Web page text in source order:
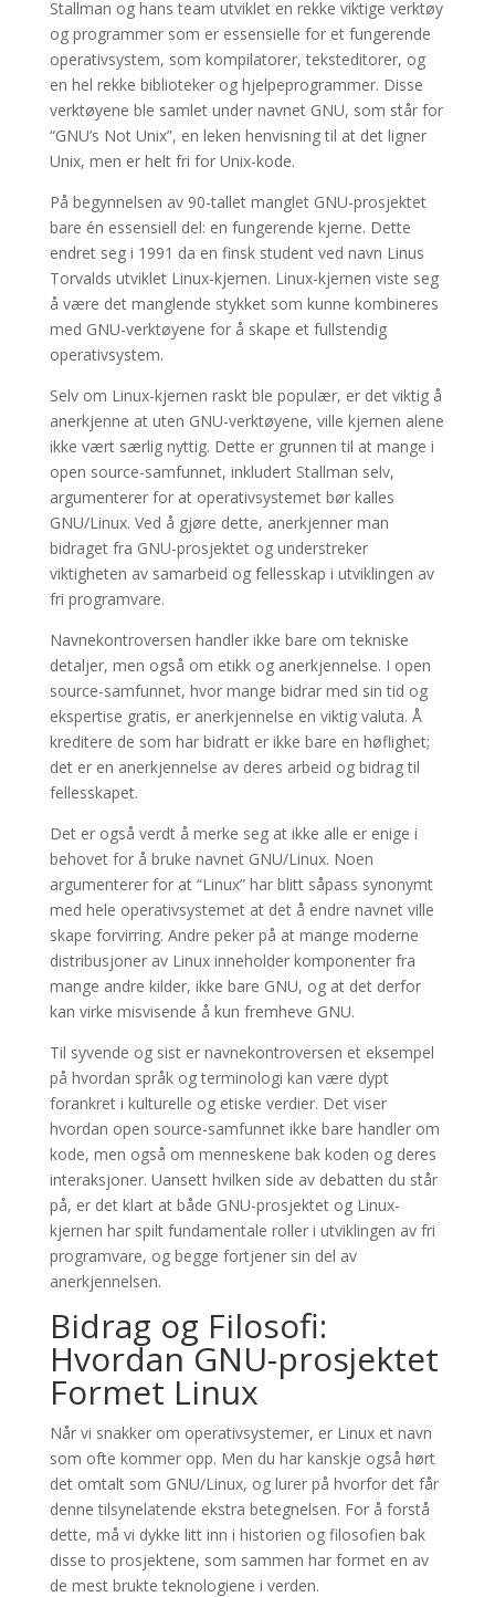
Stallman og hans team utviklet en rekke viktige verktøy
og programmer som er essensielle for et fungerende
operativsystem, som kompilatorer, teksteditorer, og
en hel rekke biblioteker og hjelpeprogrammer. Disse
verktøyene ble samlet under navnet GNU, som står for
“GNU’s Not Unix”, en leken henvisning til at det ligner
Unix, men er helt fri for Unix-kode.
På begynnelsen av 90-tallet manglet GNU-prosjektet
bare én essensiell del: en fungerende kjerne. Dette
endret seg i 1991 da en finsk student ved navn Linus
Torvalds utviklet Linux-kjernen. Linux-kjernen viste seg
å være det manglende stykket som kunne kombineres
med GNU-verktøyene for å skape et fullstendig
operativsystem.
Selv om Linux-kjernen raskt ble populær, er det viktig å
anerkjenne at uten GNU-verktøyene, ville kjernen alene
ikke vært særlig nyttig. Dette er grunnen til at mange i
open source-samfunnet, inkludert Stallman selv,
argumenterer for at operativsystemet bør kalles
GNU/Linux. Ved å gjøre dette, anerkjenner man
bidraget fra GNU-prosjektet og understreker
viktigheten av samarbeid og fellesskap i utviklingen av
fri programvare.
Navnekontroversen handler ikke bare om tekniske
detaljer, men også om etikk og anerkjennelse. I open
source-samfunnet, hvor mange bidrar med sin tid og
ekspertise gratis, er anerkjennelse en viktig valuta. Å
kreditere de som har bidratt er ikke bare en høflighet;
det er en anerkjennelse av deres arbeid og bidrag til
fellesskapet.
Det er også verdt å merke seg at ikke alle er enige i
behovet for å bruke navnet GNU/Linux. Noen
argumenterer for at “Linux” har blitt såpass synonymt
med hele operativsystemet at det å endre navnet ville
skape forvirring. Andre peker på at mange moderne
distribusjoner av Linux inneholder komponenter fra
mange andre kilder, ikke bare GNU, og at det derfor
kan virke misvisende å kun fremheve GNU.
Til syvende og sist er navnekontroversen et eksempel
på hvordan språk og terminologi kan være dypt
forankret i kulturelle og etiske verdier. Det viser
hvordan open source-samfunnet ikke bare handler om
kode, men også om menneskene bak koden og deres
interaksjoner. Uansett hvilken side av debatten du står
på, er det klart at både GNU-prosjektet og Linux-
kjernen har spilt fundamentale roller i utviklingen av fri
programvare, og begge fortjener sin del av
anerkjennelsen.
Bidrag og Filosofi:
Hvordan GNU-prosjektet
Formet Linux
Når vi snakker om operativsystemer, er Linux et navn
som ofte kommer opp. Men du har kanskje også hørt
det omtalt som GNU/Linux, og lurer på hvorfor det får
denne tilsynelatende ekstra betegnelsen. For å forstå
dette, må vi dykke litt inn i historien og filosofien bak
disse to prosjektene, som sammen har formet en av
de mest brukte teknologiene i verden.